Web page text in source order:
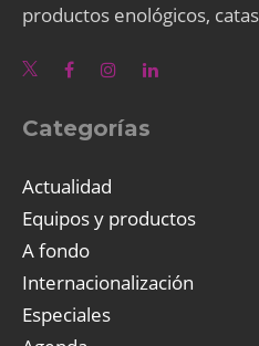
productos enológicos,
Categorías
Actualidad
Equipos y productos
A fondo
Internacionalización
Especiales